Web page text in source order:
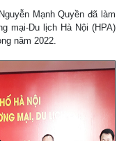
Mạnh Quyền đã làm
mại-Du lịch Hà Nội (HPA)
năm 2022.